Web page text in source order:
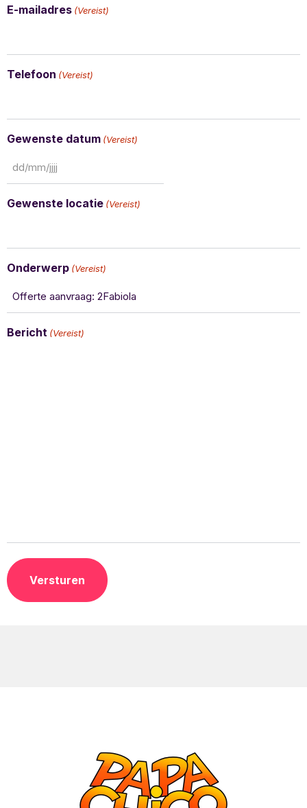
E-mailadres (Vereist)
Telefoon (Vereist)
Gewenste datum (Vereist)
Gewenste locatie (Vereist)
Onderwerp (Vereist)
Bericht (Vereist)